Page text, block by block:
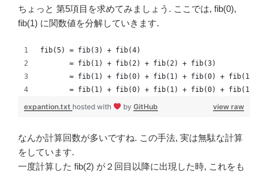
ちょっと 第5項目を求めてみましょう. ここでは, fib(0),
fib(1) に関数値を分解していきます.
fib(5) = fib(3) + fib(4)
       = fib(1) + fib(2) + fib(2) + fib(3)
= fib(1) + fib(0) + fib(1) + fib(0) + fib(1) +
= fib(1) + fib(0) + fib(1) + fib(0) + fib(1) +
view raw
expantion.txt hosted with by GitHub
なんか計算回数が多いですね. この手法, 実は無駄な計算
をしています.
一度計算した fib(2) が２回目以降に出現した時, これをも